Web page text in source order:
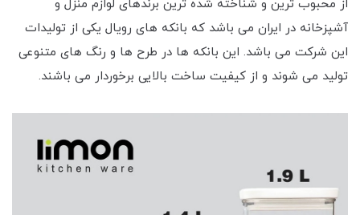
از محبوب ترین و شناخته شده ترین برندهای لوازم منزل و
آشپزخانه در ایران می باشد که بانکه های رویال یکی از تولیدات
این شرکت می باشد. این بانکه ها در طرح ها و رنگ های متنوعی
تولید می شوند و از کیفیت ساخت بالایی برخوردار می باشند.